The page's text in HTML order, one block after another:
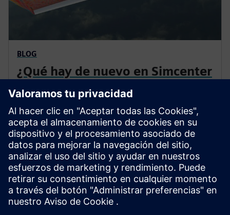
BLOG
¿Qué hay de nuevo en Simcenter
Fluids and Thermal en julio?
La misión de la solución Simcenter Fluids & Thermal es
derribar los límites de los silos de ingeniería y permitir
a los ingenieros aprovechar la simulación de dinámica
de fluidos computacional (CFD) en todas las disciplinas
y ciclos de desarrollo de productos.